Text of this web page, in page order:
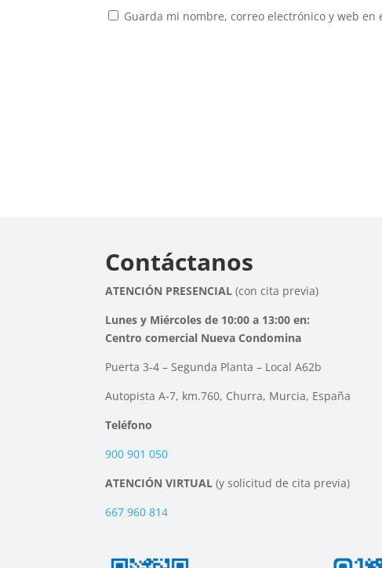
Guarda mi nombre, correo electrónico y web
Contáctanos
ATENCIÓN PRESENCIAL(con cita previa)
Lunes y Miércoles de 10:00 a 13:00 en:
Centro comercial Nueva Condomina
Puerta 3-4 – Segunda Planta – Local A62b
Autopista A-7, km.760, Churra, Murcia, España
Teléfono
900 901 050
ATENCIÓN VIRTUAL(y solicitud de cita previa)
667 960 814